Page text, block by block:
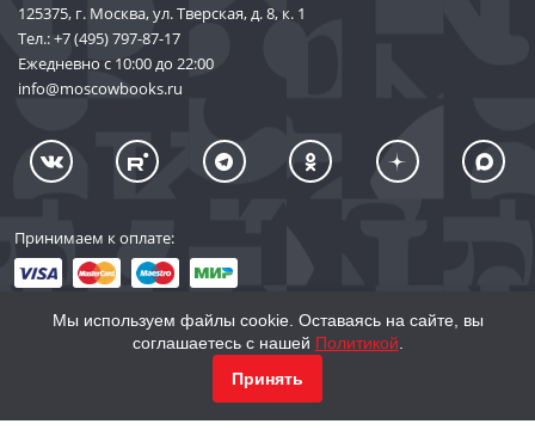
125375, г. Москва, ул. Тверская, д. 8, к. 1
Тел.:+7 (495) 797-87-17
Ежедневно с 10:00 до 22:00
info@moscowbooks.ru
Принимаем к оплате:
© 2002–2026 «Торговый Дом Книги «МОСКВА»
Мы используем файлы cookie. Оставаясь на сайте, вы
соглашаетесь с нашей Политикой
Принять